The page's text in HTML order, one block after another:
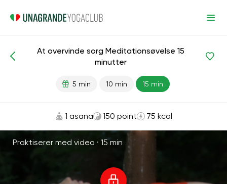
Meditationer og vejrtrækning
At overvinde sorg Meditationsøvelse 15
minutter
5 min 10 min 15 min
1 asana 150 point 75 kcal
Praktiserer med video · 15 min